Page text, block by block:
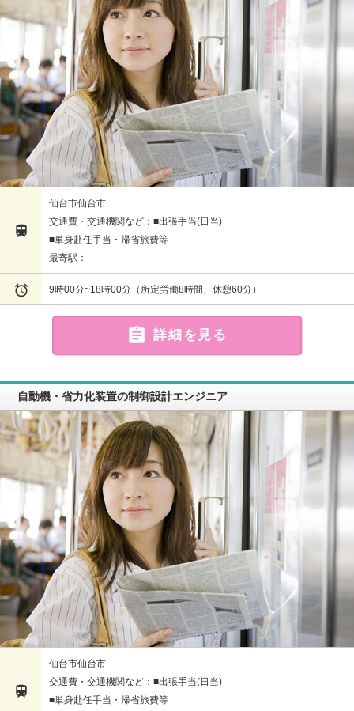

仙台市仙台市
交通費・交通機関など：■出張手当(日当)
■単身赴任手当・帰省旅費等
最寄駅：
 9時00分~18時00分（所定労働8時間、休憩60分）
 詳細を見る
自動機・省力化装置の制御設計エンジニア

仙台市仙台市
交通費・交通機関など：■出張手当(日当)
■単身赴任手当・帰省旅費等